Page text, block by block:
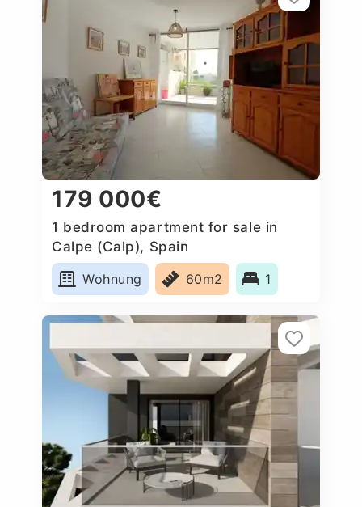
179 000€
1 bedroom apartment for sale in
Calpe (Calp), Spain
Wohnung
60m2 1